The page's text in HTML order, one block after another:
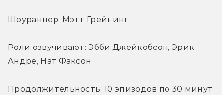
Шоураннер: Мэтт Грейнинг
Роли озвучивают: Эбби Джейкобсон, Эрик
Андре, Нат Факсон
Продолжительность: 10 эпизодов по 30 минут